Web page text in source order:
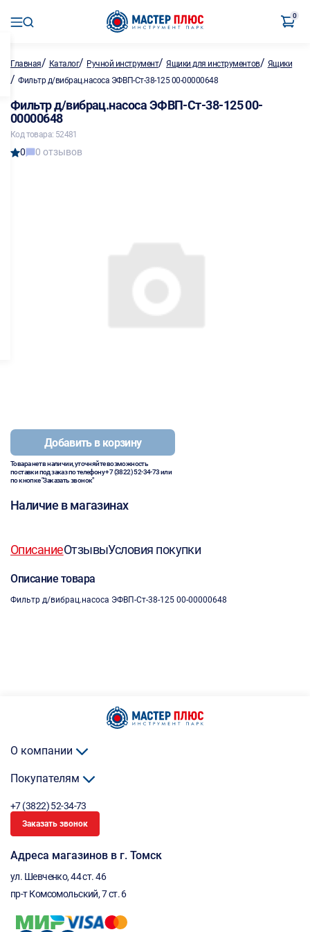
0
Главная/ Каталог/ Ручной инструмент/Ящики для инструментов/ Ящики
/ Фильтр д/вибрац.насоса ЭФВП-Ст-38-125 00-00000648
Фильтр д/вибрац.насоса ЭФВП-Ст-38-125 00-
00000648
Код товара: 52481
0 0 отзывов
Добавить в корзину
Товара нет в наличии, уточняйте возможность
поставки под заказ по телефону+7 (3822) 52-34-73или
по кнопке "Заказать звонок"
Наличие в магазинах
ОписаниеОтзывыУсловия покупки
Описание товара
Фильтр д/вибрац.насоса ЭФВП-Ст-38-125 00-00000648
О компании
Покупателям
+7 (3822) 52-34-73
Заказать звонок
Адреса магазинов в г. Томск
ул. Шевченко, 44 ст. 46
пр-т Комсомольский, 7 ст. 6